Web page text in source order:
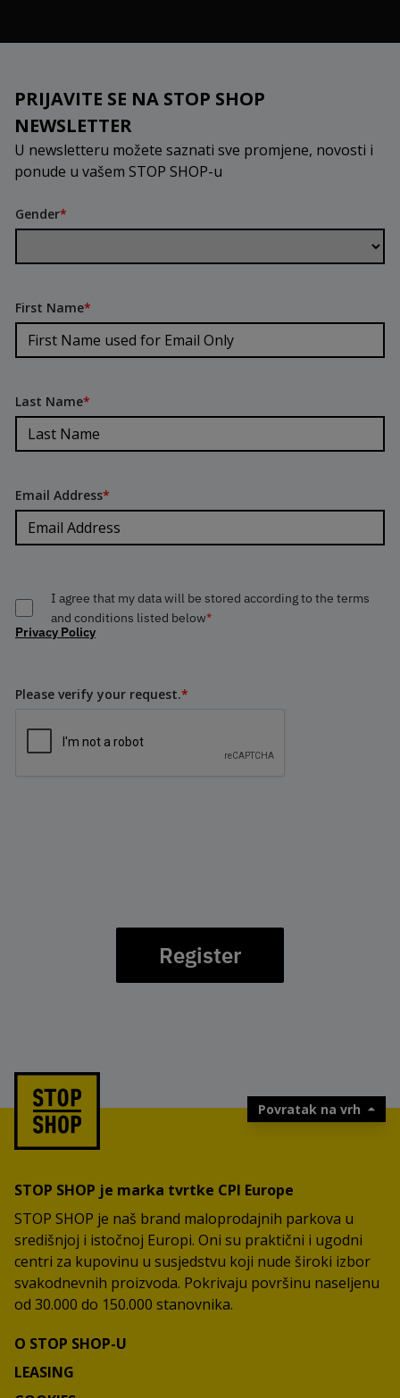
PRIJAVITE SE NA STOP SHOP
NEWSLETTER
U newsletteru možete saznati sve promjene, novosti i
ponude u vašem STOP SHOP-u
Gender*
First Name*
Last Name*
Email Address*
I agree that my data will be stored according to the terms
and conditions listed below*
Privacy Policy
Please verify your request.*
Register
Povratak na vrh
STOP SHOP je marka tvrtke CPI Europe
STOP SHOP je naš brand maloprodajnih parkova u
središnjoj i istočnoj Europi. Oni su praktični i ugodni
centri za kupovinu u susjedstvu koji nude široki izbor
svakodnevnih proizvoda. Pokrivaju površinu naseljenu
od 30.000 do 150.000 stanovnika.
O STOP SHOP-U
LEASING